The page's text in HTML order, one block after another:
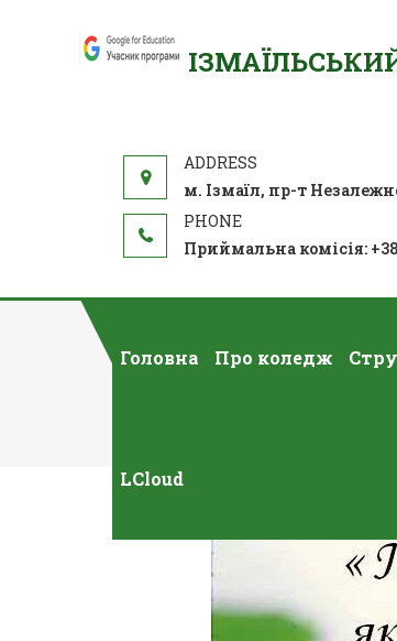
м. Ізмаїл, пр-т
Приймальна комісія:
Головна Про коледж
LCloud